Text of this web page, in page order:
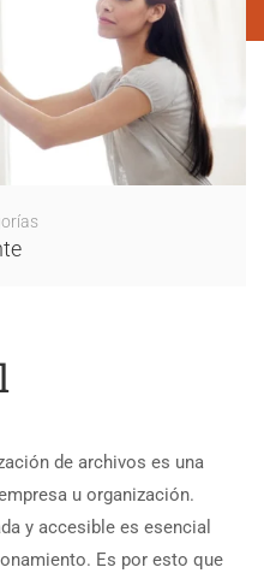
de archivos es una
u organización.
y accesible es esencial
Es por esto que